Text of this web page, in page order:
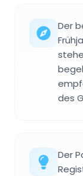
Der
des
Der